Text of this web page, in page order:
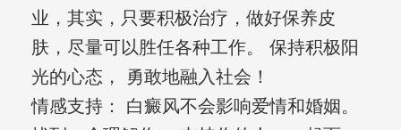
业，其实，只要积极治疗，做好保养皮
肤，尽量可以胜任各种工作。 保持积极阳
光的心态， 勇敢地融入社会！
情感支持： 白癜风不会影响爱情和婚姻。